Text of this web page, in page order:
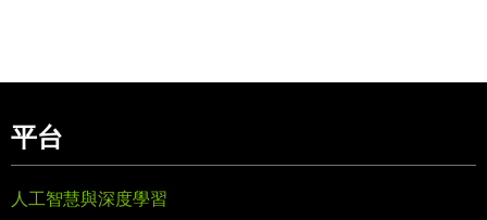
平台
人工智慧與深度學習